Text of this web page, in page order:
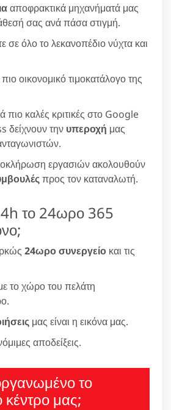
αποφρακτικά μηχανήματά μας
σας ανά πάσα στιγμή.
σε όλο το λεκανοπέδιο νύχτα και
οικονομικό τιμοκατάλογο της
πιο καλές κριτικές στο Google
δείχνουν την υπεροχή μας
εργασιών ακολουθούν
προς τον καταναλωτή.
το 24ωρο 365
24ωρο συνεργείο και τις
το χώρο του πελάτη
μας είναι η εικόνα μας.
αποδείξεις.
το
κέντρο μας;